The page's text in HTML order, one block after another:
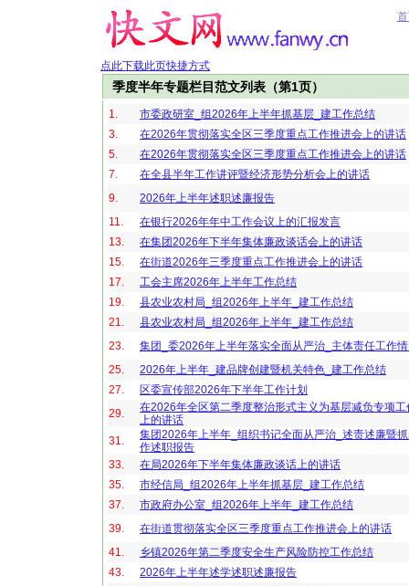
点此下载此页快捷方式
季度半年专题栏目范文列表（第1页）
1.
市委政研室_组2026年上半年抓基层_建工作总结
3.
在2026年贯彻落实全区三季度重点工作推进会上的讲话
5.
在2026年贯彻落实全区三季度重点工作推进会上的讲话
7.
在全县半年工作讲评暨经济形势分析会上的讲话
9.
2026年上半年述职述廉报告
11.
在银行2026年年中工作会议上的汇报发言
13.
在集团2026年下半年集体廉政谈话会上的讲话
15.
在街道2026年三季度重点工作推进会上的讲话
17.
工会主席2026年上半年工作总结
19.
县农业农村局_组2026年上半年_建工作总结
21.
县农业农村局_组2026年上半年_建工作总结
23.
集团_委2026年上半年落实全面从严治_主体责任工作
25.
2026年上半年_建品牌创建暨机关特色_建工作总结
27.
区委宣传部2026年下半年工作计划
29.
在2026年全区第二季度整治形式主义为基层减负专项
上的讲话
31.
集团2026年上半年_组织书记全面从严治_述责述廉暨
作述职报告
33.
在局2026年下半年集体廉政谈话上的讲话
35.
市经信局_组2026年上半年抓基层_建工作总结
37.
市政府办公室_组2026年上半年_建工作总结
39.
在街道贯彻落实全区三季度重点工作推进会上的讲话
41.
乡镇2026年第二季度安全生产风险防控工作总结
43.
2026年上半年述学述职述廉报告